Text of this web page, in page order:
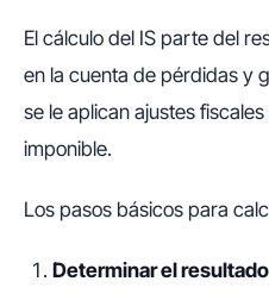
El cálculo del IS parte del
en la cuenta de pérdidas y
se le aplican ajustes
imponible.
Los pasos básicos para
Determinar el